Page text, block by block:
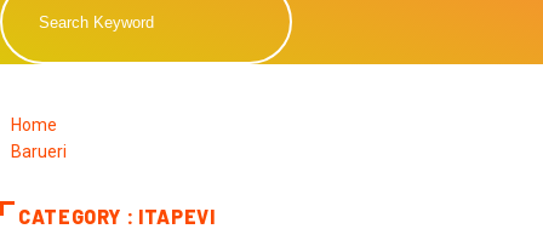
Home
Barueri
CATEGORY : ITAPEVI